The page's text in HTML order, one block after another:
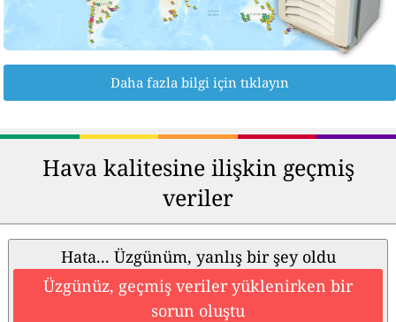
Daha fazla bilgi için tıklayın
Hava kalitesine ilişkin geçmiş
veriler
Hata... Üzgünüm, yanlış bir şey oldu
Üzgünüz, geçmiş veriler yüklenirken bir
sorun oluştu